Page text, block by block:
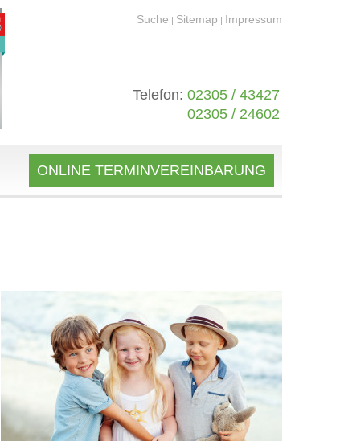
Suche | Sitemap | Impressum
Telefon: 02305 / 43427
02305 / 24602
ONLINE TERMINVEREINBARUNG